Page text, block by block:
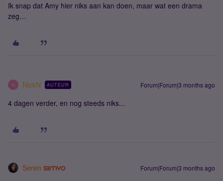
Ik snap dat Amy hier niks aan kan doen, maar wat een drama
zeg…
N NickN AUTEUR Forum|Forum|3 months ago
4 dagen verder, en nog steeds niks...
Seren Forum|Forum|3 months ago